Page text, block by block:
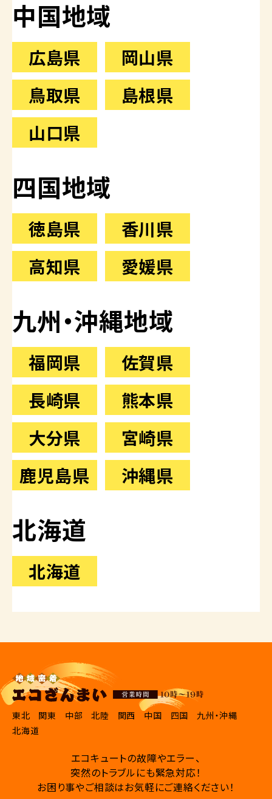
中国地域
広島県
岡山県
鳥取県
島根県
山口県
四国地域
徳島県
香川県
高知県
愛媛県
九州・沖縄地域
福岡県
佐賀県
長崎県
熊本県
大分県
宮崎県
鹿児島県
沖縄県
北海道
北海道
東北 関東 中部 北陸 関西 中国 四国
九州・沖縄
北海道
エコキュートの故障やエラー、
突然のトラブルにも緊急対応！
お困り事やご相談はお気軽にご連絡ください！